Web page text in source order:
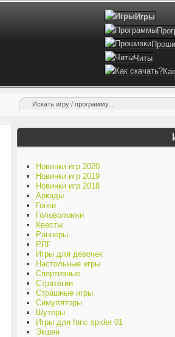
Игры
Читы
Новинки игр 2020
Новинки игр 2019
Новинки игр 2018
Аркады
Гонки
Головоломки
Квесты
Раннеры
РПГ
Игры для девочек
Настольные игры
Спортивные
Стратегии
Страшные игры
Симуляторы
Шутеры
Игры для func spider 01
Экшен